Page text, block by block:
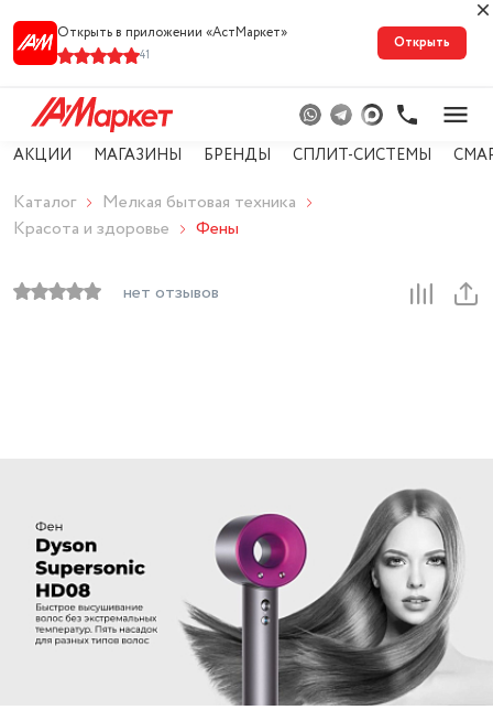
Открыть в приложении «АстМарке‪т‬»
41
Открыть
АКЦИИ МАГАЗИНЫ БРЕНДЫ СПЛИТ-СИСТЕМЫ
Каталог
Мелкая бытовая техника
Красота и здоровье
Фены
нет отзывов